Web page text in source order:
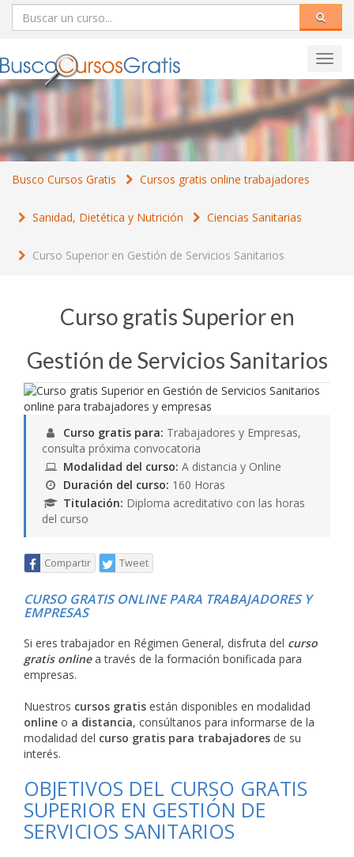
Busco Cursos Gratis Cursos gratis online trabajadores
Sanidad, Dietética y Nutrición Ciencias Sanitarias
Curso Superior en Gestión de Servicios Sanitarios
Curso gratis Superior en
Gestión de Servicios Sanitarios
Curso gratis para: Trabajadores y Empresas,
consulta próxima convocatoria
Modalidad del curso: A distancia y Online
Duración del curso: 160 Horas
Titulación: Diploma acreditativo con las horas
del curso
Compartir Tweet
CURSO GRATIS ONLINE PARA TRABAJADORES Y
EMPRESAS
Si eres trabajador en Régimen General, disfruta del curso
gratis onlinea través de la formación bonificada para
empresas.
Nuestros cursos gratis están disponibles en modalidad
online o a distancia, consúltanos para informarse de la
modalidad del curso gratis para trabajadores de su
interés.
OBJETIVOS DEL CURSO GRATIS
SUPERIOR EN GESTIÓN DE
SERVICIOS SANITARIOS